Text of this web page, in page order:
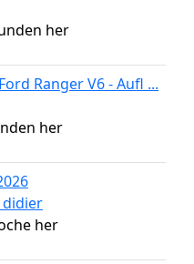
her
Ranger V6 - Aufl ...
her
her